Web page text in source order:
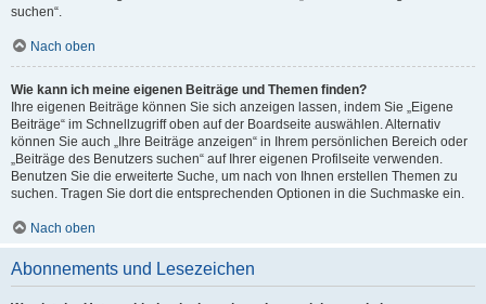
suchen“.
Nach oben
Wie kann ich meine eigenen Beiträge und Themen finden?
Ihre eigenen Beiträge können Sie sich anzeigen lassen, indem Sie „Eigene
Beiträge“ im Schnellzugriff oben auf der Boardseite auswählen. Alternativ
können Sie auch „Ihre Beiträge anzeigen“ in Ihrem persönlichen Bereich oder
„Beiträge des Benutzers suchen“ auf Ihrer eigenen Profilseite verwenden.
Benutzen Sie die erweiterte Suche, um nach von Ihnen erstellen Themen zu
suchen. Tragen Sie dort die entsprechenden Optionen in die Suchmaske ein.
Nach oben
Abonnements und Lesezeichen